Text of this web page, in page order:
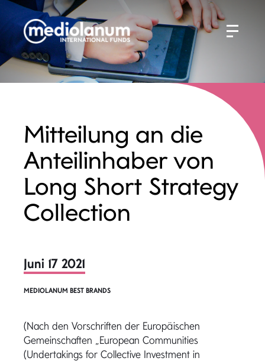
Mitteilung an die
Anteilinhaber von
Long Short Strategy
Collection
Juni 17 2021
MEDIOLANUM BEST BRANDS
(Nach den Vorschriften der Europäischen
Gemeinschaften „European Communities
(Undertakings for Collective Investment in